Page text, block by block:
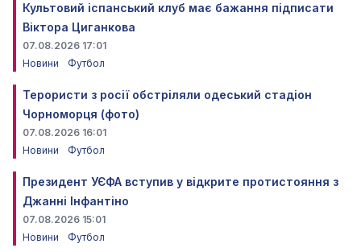
Культовий іспанський клуб має бажання підписати
Віктора Циганкова
07.08.2026 17:01
Новини
Футбол
Терористи з росії обстріляли одеський стадіон
Чорноморця (фото)
07.08.2026 16:01
Новини
Футбол
Президент УЄФА вступив у відкрите протистояння з
Джанні Інфантіно
07.08.2026 15:01
Новини
Футбол